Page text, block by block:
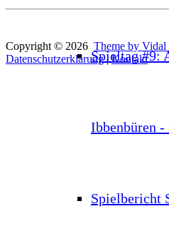
Spieltag #9:
Ibbenbüren
Spielbericht
Copyright © 2026 Theme by Vidal
Datenschutzerklärung|Kontakt